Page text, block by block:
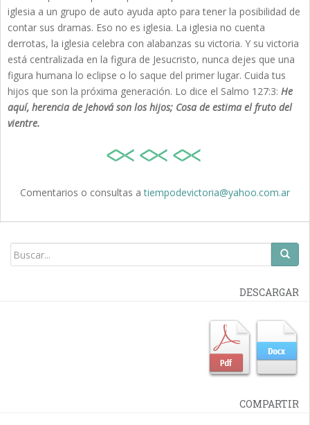
iglesia a un grupo de auto ayuda apto para tener la posibilidad de
contar sus dramas. Eso no es iglesia. La iglesia no cuenta
derrotas, la iglesia celebra con alabanzas su victoria. Y su victoria
está centralizada en la figura de Jesucristo, nunca dejes que una
figura humana lo eclipse o lo saque del primer lugar. Cuida tus
hijos que son la próxima generación. Lo dice el Salmo 127:3: He
aquí, herencia de Jehová son los hijos; Cosa de estima el fruto del
vientre.
Comentarios o consultas atiempodevictoria@yahoo.com.ar
DESCARGAR
COMPARTIR